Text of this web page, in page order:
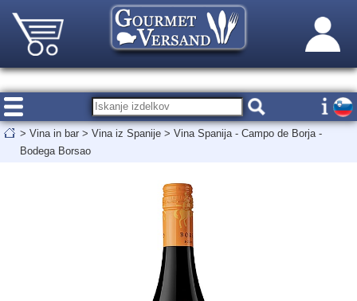
> Vina in bar > Vina iz Spanije > Vina Spanija - Campo de Borja -
Bodega Borsao